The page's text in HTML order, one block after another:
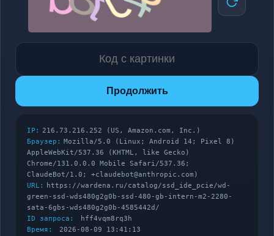
Продолжить
IP: 216.73.216.252 (US, Amazon.com, Inc.)
Браузер: Mozilla/5.0 (Linux; Android 14; Pixel 8)
AppleWebKit/537.36 (KHTML, like Gecko)
Chrome/131.0.0.0 Mobile Safari/537.36;
ClaudeBot/1.0; +claudebot@anthropic.com)
URL:
https://wardena.ru/catalog/ssd_ide_pcie/wd-
green-ssd-wds480g2g0b-ssd-480-gb-intern-m2-2280-
sata-6gbs-wds480g2g0b-4585442d/
ID запроса:
hff4vqm8rq3h
Время:
2026-08-09 13:41:13